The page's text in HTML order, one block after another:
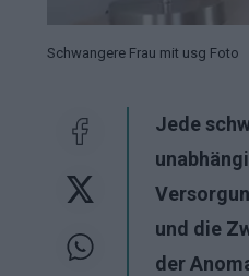
Schwangere Frau mit usg Foto
Jede
und die
der